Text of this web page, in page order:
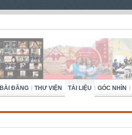
BÀI ĐĂNG THƯ VIỆN TÀI LIỆU GÓC NHÌN